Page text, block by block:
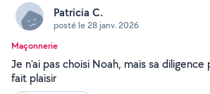
Patricia C.
posté le 28 janv. 2026
Maçonnerie
Je n'ai pas choisi Noah, mais sa diligence
fait plaisir